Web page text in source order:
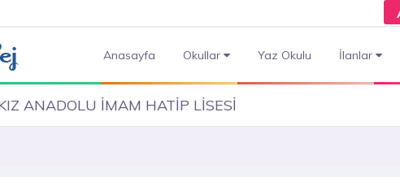
Anasayfa Okullar Yaz Okulu İlanlar
ANADOLU İMAM HATİP LİSESİ